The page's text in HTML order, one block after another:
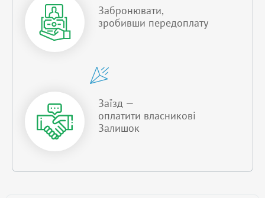
Забронювати,
зробивши передоплату
Заїзд —
оплатити власникові
Залишок